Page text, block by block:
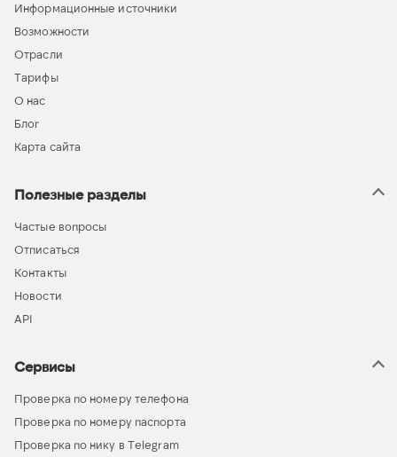
Информационные источники
Возможности
Отрасли
Тарифы
О нас
Блог
Карта сайта
Полезные разделы
Частые вопросы
Отписаться
Контакты
Новости
API
Сервисы
Проверка по номеру телефона
Проверка по номеру паспорта
Проверка по нику в Telegram